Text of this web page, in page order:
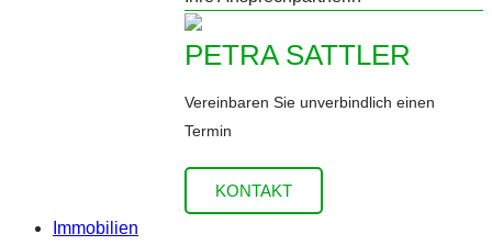
PETRA SATTLER
Vereinbaren Sie unverbindlich einen
Termin
KONTAKT
Immobilien